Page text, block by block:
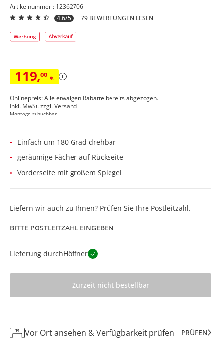
Artikelnummer : 12362706
4.6/5
79 BEWERTUNGEN LESEN
119,00 €
Onlinepreis: Alle etwaigen Rabatte bereits abgezogen.
Inkl. MwSt. zzgl.Versand
Montage zubuchbar
Einfach um 180 Grad drehbar
geräumige Fächer auf Rückseite
Vorderseite mit großem Spiegel
Liefern wir auch zu Ihnen? Prüfen Sie Ihre Postleitzahl.
BITTE POSTLEITZAHL EINGEBEN
Lieferung durchHöffner
Zurzeit nicht bestellbar
Vor Ort ansehen & Verfügbarkeit prüfen PRÜFEN